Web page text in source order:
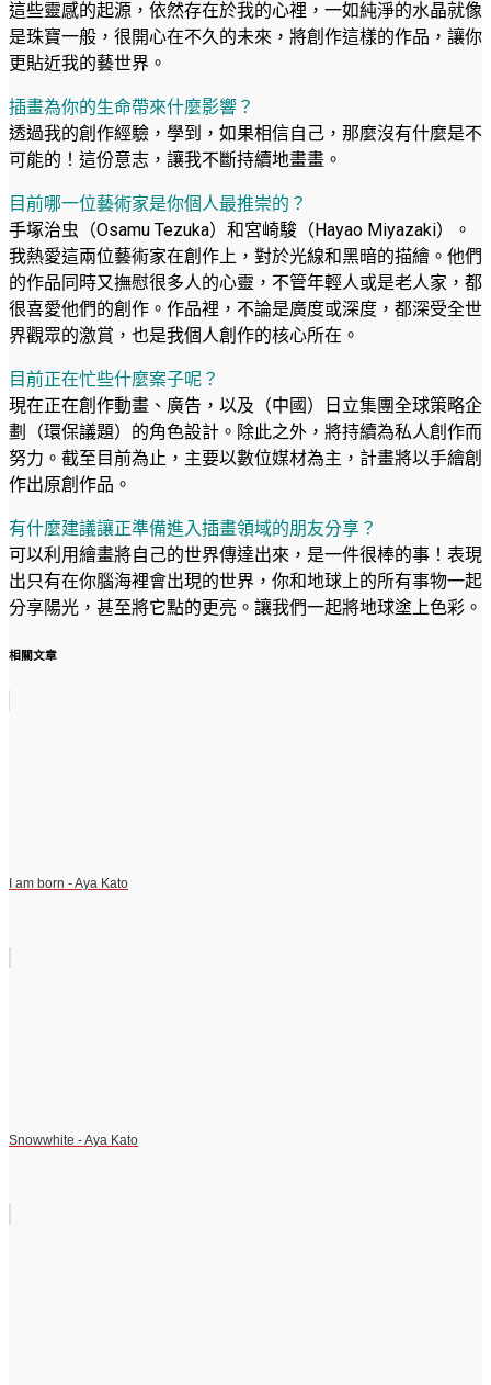
這些靈感的起源，依然存在於我的心裡，一如純淨的水晶就像
是珠寶一般，很開心在不久的未來，將創作這樣的作品，讓你
更貼近我的藝世界。
插畫為你的生命帶來什麼影響？
透過我的創作經驗，學到，如果相信自己，那麼沒有什麼是不
可能的！這份意志，讓我不斷持續地畫畫。
目前哪一位藝術家是你個人最推崇的？
手塚治虫（Osamu Tezuka）和宮崎駿（Hayao Miyazaki）。
我熱愛這兩位藝術家在創作上，對於光線和黑暗的描繪。他們
的作品同時又撫慰很多人的心靈，不管年輕人或是老人家，都
很喜愛他們的創作。作品裡，不論是廣度或深度，都深受全世
界觀眾的激賞，也是我個人創作的核心所在。
目前正在忙些什麼案子呢？
現在正在創作動畫、廣告，以及（中國）日立集團全球策略企
劃（環保議題）的角色設計。除此之外，將持續為私人創作而
努力。截至目前為止，主要以數位媒材為主，計畫將以手繪創
作出原創作品。
有什麼建議讓正準備進入插畫領域的朋友分享？
可以利用繪畫將自己的世界傳達出來，是一件很棒的事！表現
出只有在你腦海裡會出現的世界，你和地球上的所有事物一起
分享陽光，甚至將它點的更亮。讓我們一起將地球塗上色彩。
相關文章
I am born - Aya Kato
Snowwhite - Aya Kato